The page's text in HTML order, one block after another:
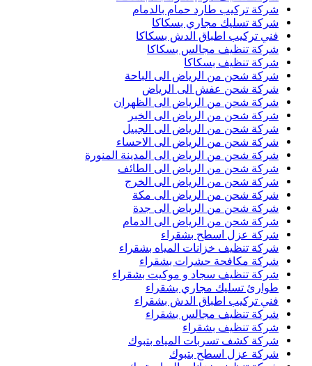
شركة تركيب طارد حمام بالدمام
شركة تسليك مجاري بسكاكا
فني تركيب اطباق الدش بسكاكا
شركة تنظيف مجالس بسكاكا
شركة تنظيف بسكاكا
شركة شحن من الرياض الى الباحة
شركة شحن عفش الى الرياض
شركة شحن من الرياض الى الظهران
شركة شحن من الرياض الى الخبر
شركة شحن من الرياض الى الجبيل
شركة شحن من الرياض الى الاحساء
شركة شحن من الرياض الى المدينة المنورة
شركة شحن من الرياض الى الطائف
شركة شحن من الرياض الى الخرج
شركة شحن من الرياض الى مكة
شركة شحن من الرياض الى جدة
شركة شحن من الرياض الى الدمام
شركة عزل اسطح بشقراء
شركة تنظيف خزانات المياه بشقراء
شركة مكافحة حشرات بشقراء
شركة تنظيف سجاد و موكيت بشقراء
طوارئ تسليك مجاري بشقراء
فني تركيب اطباق الدش بشقراء
شركة تنظيف مجالس بشقراء
شركة تنظيف بشقراء
شركة كشف تسربات المياه بتبوك
شركة عزل اسطح بتبوك